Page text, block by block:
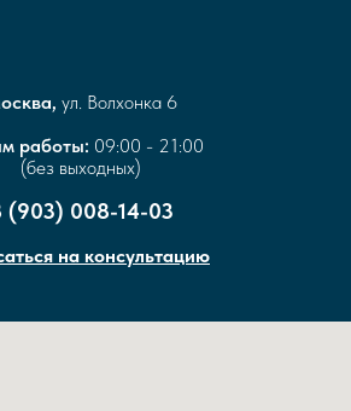
ул. Волхонка 6
работы: 09:00 - 21:00
(без выходных)
(903) 008-14-03
на консультацию